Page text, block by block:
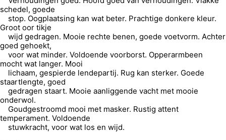
schedel, goede
stop. Oogplaatsing kan wat beter. Prachtige donkere kleur.
Groot oor tikje
wijd gedragen. Mooie rechte benen, goede voetvorm. Achter
goed gehoekt,
voor wat minder. Voldoende voorborst. Opperarmbeen
mocht wat langer. Mooi
lichaam, gespierde lendepartij. Rug kan sterker. Goede
staartlengte, goed
gedragen staart. Mooie aanliggende vacht met mooie
onderwol.
Goudgestroomd mooi met masker. Rustig attent
temperament. Voldoende
stuwkracht, voor wat los en wijd.